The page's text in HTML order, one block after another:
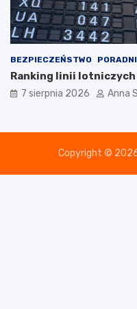
BEZPIECZEŃSTWO
Ranking linii
7 sierpnia 2026 Anna
Copyright ©